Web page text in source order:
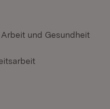
und Gesundheit